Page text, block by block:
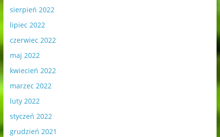
sierpień 2022
lipiec 2022
czerwiec 2022
maj 2022
kwiecień 2022
marzec 2022
luty 2022
styczeń 2022
grudzień 2021